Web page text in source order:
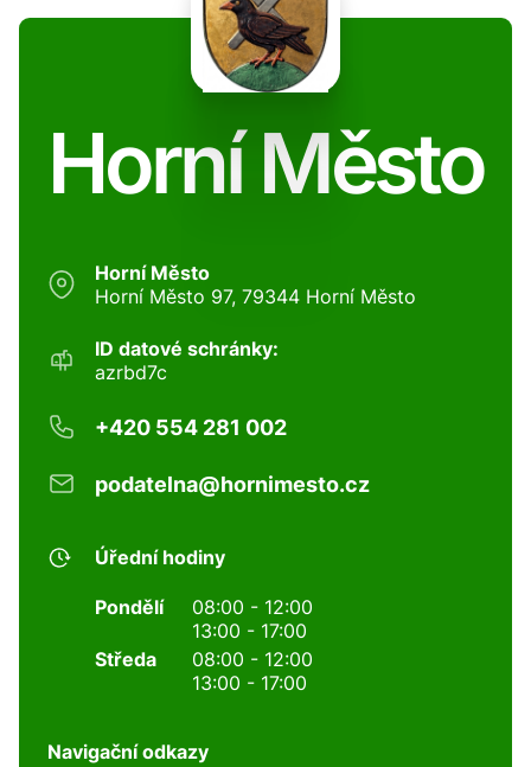
Horní Město
Horní Město
Horní Město 97, 79344 Horní Město
ID datové schránky:
azrbd7c
+420 554 281 002
podatelna@hornimesto.cz
Úřední hodiny
Pondělí
08:00 - 12:00
13:00 - 17:00
Středa
08:00 - 12:00
13:00 - 17:00
Navigační odkazy